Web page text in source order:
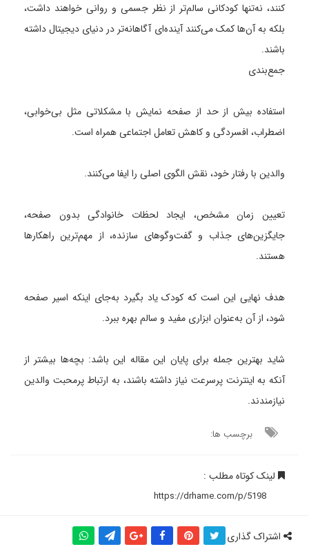
کنند، نه‌تنها کودکانی سالم‌تر از نظر جسمی و روانی خواهند داشت،
بلکه به آن‌ها کمک می‌کنند آینده‌ای آگاهانه‌تر در دنیای دیجیتال داشته
باشند.
جمع‌بندی
استفاده بیش از حد از صفحه نمایش با مشکلاتی مثل بی‌خوابی،
اضطراب، افسردگی و کاهش تعامل اجتماعی همراه است.
والدین با رفتار خود، نقش الگوی اصلی را ایفا می‌کنند.
تعیین زمان مشخص، ایجاد لحظات خانوادگی بدون صفحه،
جایگزین‌های جذاب و گفت‌وگوهای سازنده، از مهم‌ترین راهکارها
هستند.
هدف نهایی این است که کودک یاد بگیرد به‌جای اینکه اسیر صفحه
شود، از آن به‌عنوان ابزاری مفید و سالم بهره ببرد.
شاید بهترین جمله برای پایان این مقاله این باشد: بچه‌ها بیشتر از
آنکه به اینترنت پرسرعت نیاز داشته باشند، به ارتباط پرمحبت والدین
نیازمندند.
برچسب ها:
لینک کوتاه مطلب :
اشتراک گذاری